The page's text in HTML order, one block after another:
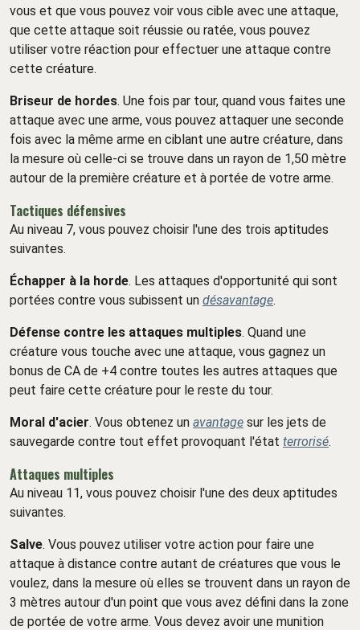
vous et que vous pouvez voir vous cible avec une attaque,
que cette attaque soit réussie ou ratée, vous pouvez
utiliser votre réaction pour effectuer une attaque contre
cette créature.
Briseur de hordes. Une fois par tour, quand vous faites une
attaque avec une arme, vous pouvez attaquer une seconde
fois avec la même arme en ciblant une autre créature, dans
la mesure où celle-ci se trouve dans un rayon de 1,50 mètre
autour de la première créature et à portée de votre arme.
Tactiques défensives
Au niveau 7, vous pouvez choisir l'une des trois aptitudes
suivantes.
Échapper à la horde. Les attaques d'opportunité qui sont
portées contre vous subissent un désavantage.
Défense contre les attaques multiples. Quand une
créature vous touche avec une attaque, vous gagnez un
bonus de CA de +4 contre toutes les autres attaques que
peut faire cette créature pour le reste du tour.
Moral d'acier. Vous obtenez un avantage sur les jets de
sauvegarde contre tout effet provoquant l'état terrorisé.
Attaques multiples
Au niveau 11, vous pouvez choisir l'une des deux aptitudes
suivantes.
Salve. Vous pouvez utiliser votre action pour faire une
attaque à distance contre autant de créatures que vous le
voulez, dans la mesure où elles se trouvent dans un rayon de
3 mètres autour d'un point que vous avez défini dans la zone
de portée de votre arme. Vous devez avoir une munition